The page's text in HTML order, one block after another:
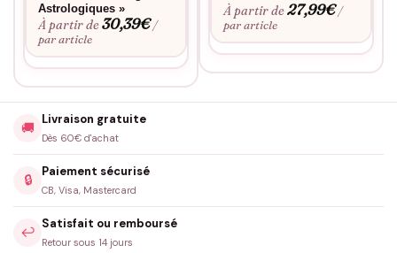
Astrologiques »
À partir de30,39€ /
par article
À partir de27,99€ /
par article
🚚
Livraison gratuite
Dès 60€ d'achat
🔒
Paiement sécurisé
CB, Visa, Mastercard
↩️
Satisfait ou remboursé
Retour sous 14 jours